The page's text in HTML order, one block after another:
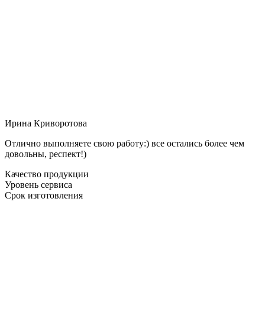
Ирина Криворотова
Отлично выполняете свою работу:) все остались более чем
довольны, респект!)
Качество продукции
Уровень сервиса
Срок изготовления